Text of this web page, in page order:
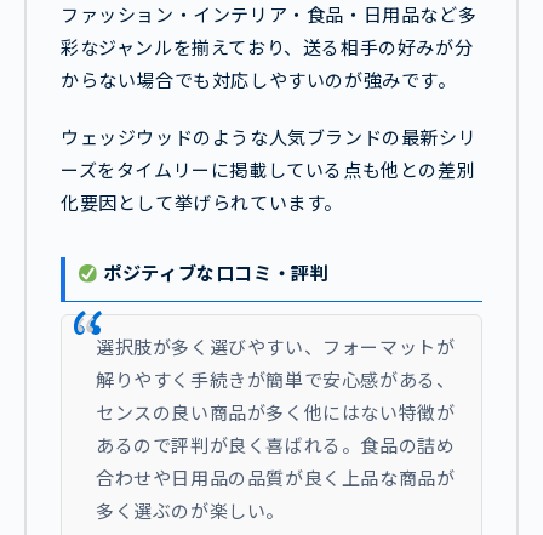
ファッション・インテリア・食品・日用品など多
彩なジャンルを揃えており、送る相手の好みが分
からない場合でも対応しやすいのが強みです。
ウェッジウッドのような人気ブランドの最新シリ
ーズをタイムリーに掲載している点も他との差別
化要因として挙げられています。
ポジティブな口コミ・評判
選択肢が多く選びやすい、フォーマットが
解りやすく手続きが簡単で安心感がある、
センスの良い商品が多く他にはない特徴が
あるので評判が良く喜ばれる。食品の詰め
合わせや日用品の品質が良く上品な商品が
多く選ぶのが楽しい。